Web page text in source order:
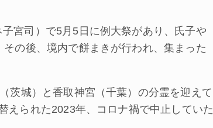
宮司）で5月5日に例大祭があり、氏子や
の後、境内で餅まきが行われ、集まった
茨城）と香取神宮（千葉）の分霊を迎えて
えられた2023年、コロナ禍で中止していた